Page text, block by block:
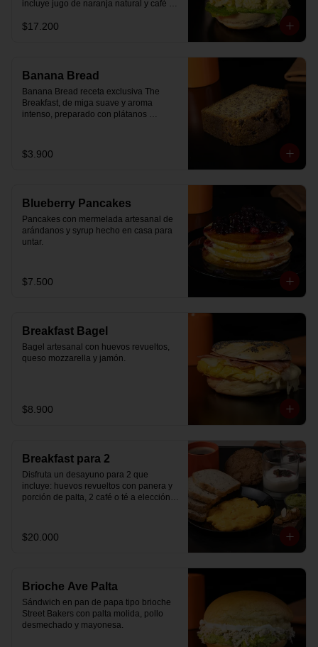
incluye jugo de naranja natural y café o
$17.200
Banana Bread
Banana Bread receta exclusiva The
Breakfast, de miga suave y aroma
intenso, preparado con plátanos
$3.900
Blueberry Pancakes
Pancakes con mermelada artesanal de
arándanos y syrup hecho en casa para
untar.
$7.500
Breakfast Bagel
Bagel artesanal con huevos revueltos,
queso mozzarella y jamón.
$8.900
Breakfast para 2
Disfruta un desayuno para 2 que
incluye: huevos revueltos con panera y
porción de palta, 2 café o té a elección, 2
hecha en casa, un mini brownie y galleta
de avena para compartir.
$20.000
Brioche Ave Palta
Sándwich en pan de papa tipo brioche
Street Bakers con palta molida, pollo
desmechado y mayonesa.